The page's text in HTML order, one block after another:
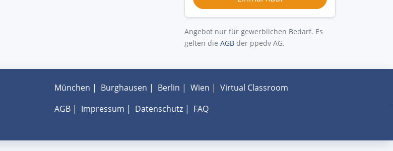
Angebot nur für gewerblichen Bedarf. Es
gelten die AGB der ppedv AG.
München | Burghausen | Berlin | Wien | Virtual Classroom
AGB| Impressum | Datenschutz| FAQ